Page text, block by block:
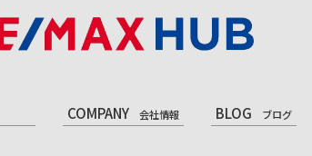
COMPANY 会社情報 BLOG ブログ